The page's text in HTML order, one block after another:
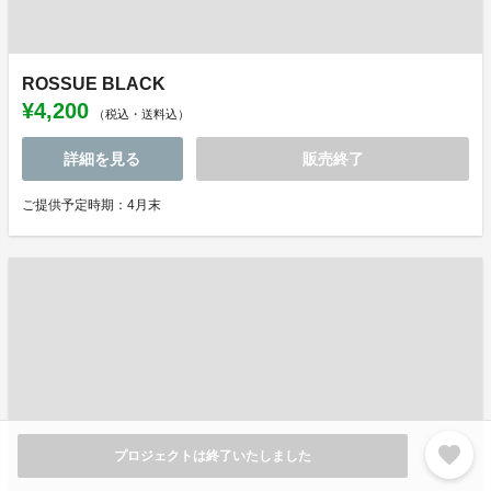
プロジェクトは終了いたしました favorite
ROSSUE BLACK
¥4,200 （税込・送料込）
詳細を見る 販売終了
ご提供予定時期：4月末